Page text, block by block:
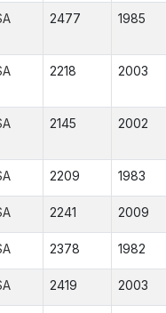
2477 1985
2218 2003
2145 2002
2209 1983
2241 2009
2378 1982
2419 2003